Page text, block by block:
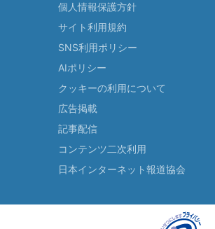
個人情報保護方針
サイト利用規約
SNS利用ポリシー
AIポリシー
クッキーの利用について
広告掲載
記事配信
コンテンツ二次利用
日本インターネット報道協会